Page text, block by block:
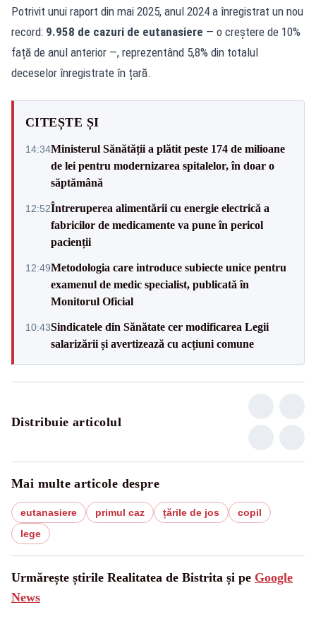
Potrivit unui raport din mai 2025, anul 2024 a înregistrat un nou
record: 9.958 de cazuri de eutanasiere — o creștere de 10%
față de anul anterior —, reprezentând 5,8% din totalul
deceselor înregistrate în țară.
CITEȘTE ȘI
14:34Ministerul Sănătății a plătit peste 174 de milioane
de lei pentru modernizarea spitalelor, în doar o
săptămână
12:52Întreruperea alimentării cu energie electrică a
fabricilor de medicamente va pune în pericol
pacienții
12:49Metodologia care introduce subiecte unice pentru
examenul de medic specialist, publicată în
Monitorul Oficial
10:43Sindicatele din Sănătate cer modificarea Legii
salarizării și avertizează cu acțiuni comune
Distribuie articolul
Mai multe articole despre
eutanasiere primul caz țările de jos
copil
lege
Urmărește știrile Realitatea de Bistrita și pe Google
News